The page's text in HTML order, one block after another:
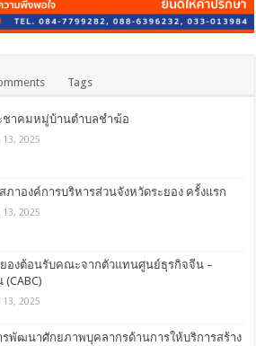
Tags
ชาคมหมู่บ้านตำบลชำฆ้อ
13, 2025
ภาองค์การบริหารส่วนจังหวัดระยอง ครั้งแรก
13, 2025
ยองต้อนรับคณะจากตัวแทนศูนย์ธุรกิจจีน –
(CABC)
13, 2025
รพัฒนาศักยภาพบุคลากรด้านการให้บริการสร้าง